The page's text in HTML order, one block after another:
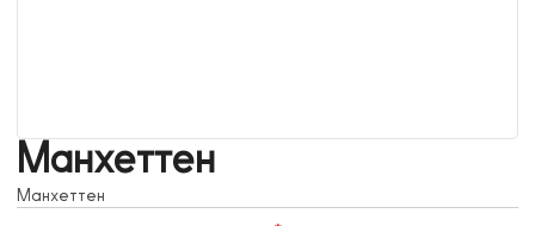
Манхеттен
Манхеттен